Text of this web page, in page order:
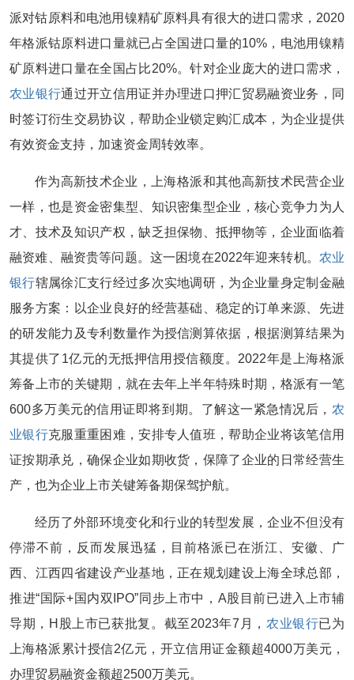
派对钴原料和电池用镍精矿原料具有很大的进口需求，2020
年格派钴原料进口量就已占全国进口量的10%，电池用镍精
矿原料进口量在全国占比20%。针对企业庞大的进口需求，
农业银行通过开立信用证并办理进口押汇贸易融资业务，同
时签订衍生交易协议，帮助企业锁定购汇成本，为企业提供
有效资金支持，加速资金周转效率。
作为高新技术企业，上海格派和其他高新技术民营企业
一样，也是资金密集型、知识密集型企业，核心竞争力为人
才、技术及知识产权，缺乏担保物、抵押物等，企业面临着
融资难、融资贵等问题。这一困境在2022年迎来转机。 农业
银行辖属徐汇支行经过多次实地调研，为企业量身定制金融
服务方案：以企业良好的经营基础、稳定的订单来源、先进
的研发能力及专利数量作为授信测算依据，根据测算结果为
其提供了1亿元的无抵押信用授信额度。2022年是上海格派
筹备上市的关键期，就在去年上半年特殊时期，格派有一笔
600多万美元的信用证即将到期。了解这一紧急情况后， 农
业银行克服重重困难，安排专人值班，帮助企业将该笔信用
证按期承兑，确保企业如期收货，保障了企业的日常经营生
产，也为企业上市关键筹备期保驾护航。
经历了外部环境变化和行业的转型发展，企业不但没有
停滞不前，反而发展迅猛，目前格派已在浙江、安徽、广
西、江西四省建设产业基地，正在规划建设上海全球总部，
推进“国际+国内双IPO”同步上市中，A股目前已进入上市辅
导期，H股上市已获批复。截至2023年7月， 农业银行已为
上海格派累计授信2亿元，开立信用证金额超4000万美元，
办理贸易融资金额超2500万美元。